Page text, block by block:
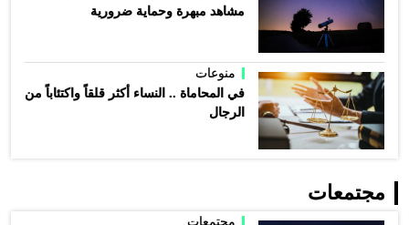
مشاهد مبهرة وحماية ضرورية
منوعات
في المحاماة .. النساء أكثر قلقاً واكتئاباً من
الرجال
مجتمعات
مجتمعات